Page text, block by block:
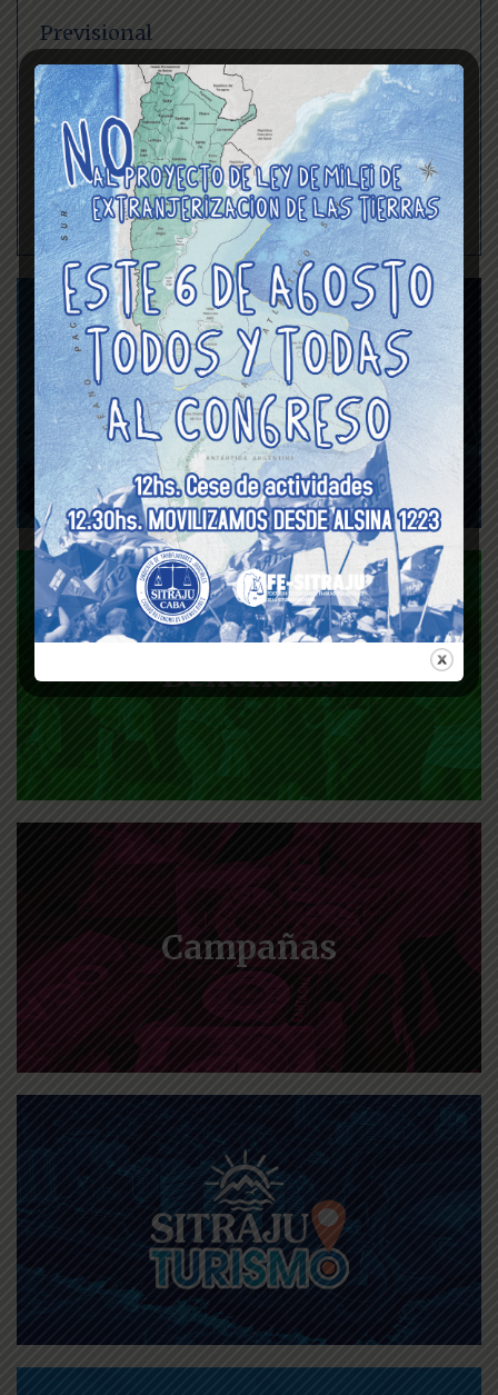
Previsional
Comisión Interpretadora CCT
Inteligencia Artificial – IA
Obra social
Actividades gremiales
Formación académica
Beneficios
Campañas